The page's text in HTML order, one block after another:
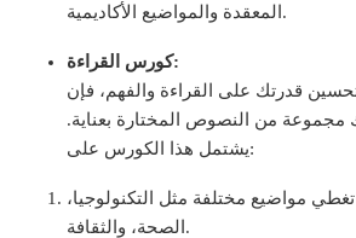
المعقدة والمواضيع الأكاديمية.
كورس القراءة:
قدرتك على القراءة والفهم، فإن
مجموعة من النصوص المختارة بعناية.
يشتمل هذا الكورس على:
مواضيع مختلفة مثل التكنولوجيا،
الصحة، والثقافة.